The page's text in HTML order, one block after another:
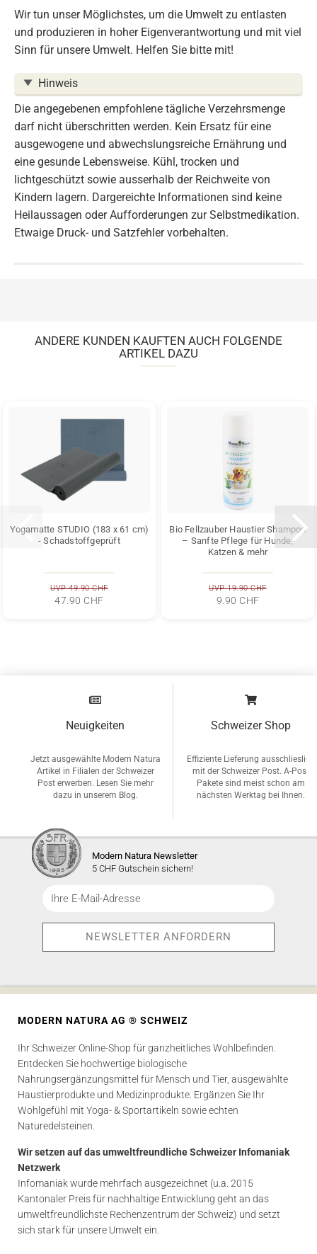
Wir tun unser Möglichstes, um die Umwelt zu entlasten
und produzieren in hoher Eigenverantwortung und mit viel
Sinn für unsere Umwelt. Helfen Sie bitte mit!
Hinweis
Die angegebenen empfohlene tägliche Verzehrsmenge
darf nicht überschritten werden. Kein Ersatz für eine
ausgewogene und abwechslungsreiche Ernährung und
eine gesunde Lebensweise. Kühl, trocken und
lichtgeschützt sowie ausserhalb der Reichweite von
Kindern lagern. Dargereichte Informationen sind keine
Heilaussagen oder Aufforderungen zur Selbstmedikation.
Etwaige Druck- und Satzfehler vorbehalten.
ANDERE KUNDEN KAUFTEN AUCH FOLGENDE
ARTIKEL DAZU
Yogamatte STUDIO (183 x 61 cm)
- Schadstoffgeprüft
UVP 49.90 CHF
47.90 CHF
Bio Fellzauber Haustier Shampoo
– Sanfte Pflege für Hunde,
Katzen & mehr
UVP 19.90 CHF
9.90 CHF
Neuigkeiten
Jetzt ausgewählte Modern Natura
Artikel in Filialen der Schweizer
Post erwerben. Lesen Sie mehr
dazu in unserem Blog.
Schweizer Shop
Effiziente Lieferung ausschlieslich
mit der Schweizer Post. A-Post
Pakete sind meist schon am
nächsten Werktag bei Ihnen.
Modern Natura Newsletter
5 CHF Gutschein sichern!
MODERN NATURA AG ® SCHWEIZ
Ihr Schweizer Online-Shop für ganzheitliches Wohlbefinden.
Entdecken Sie hochwertige biologische
Nahrungsergänzungsmittel für Mensch und Tier, ausgewählte
Haustierprodukte und Medizinprodukte. Ergänzen Sie Ihr
Wohlgefühl mit Yoga- & Sportartikeln sowie echten
Naturedelsteinen.
Wir setzen auf das umweltfreundliche Schweizer Infomaniak
Netzwerk
Infomaniak wurde mehrfach ausgezeichnet (u.a. 2015
Kantonaler Preis für nachhaltige Entwicklung geht an das
umweltfreundlichste Rechenzentrum der Schweiz) und setzt
sich stark für unsere Umwelt ein.